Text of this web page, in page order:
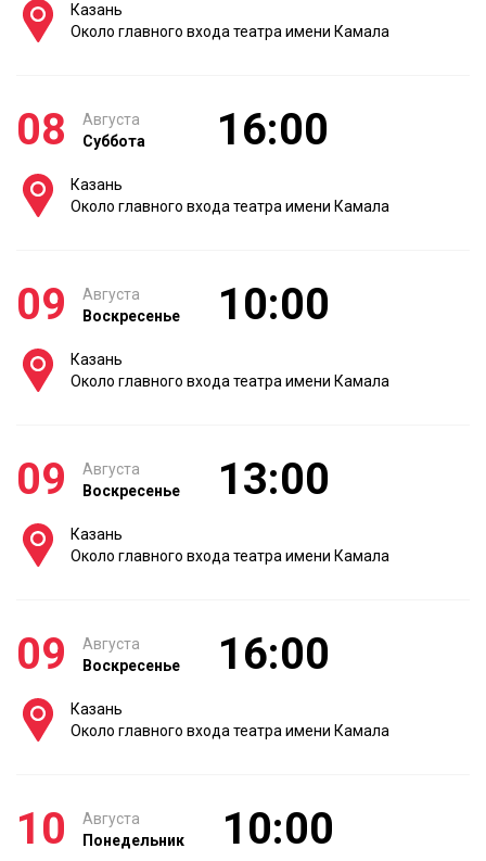
Казань
Около главного входа театра имени Камала
08
Августа
Суббота
16:00
Казань
Около главного входа театра имени Камала
09
Августа
Воскресенье
10:00
Казань
Около главного входа театра имени Камала
09
Августа
Воскресенье
13:00
Казань
Около главного входа театра имени Камала
09
Августа
Воскресенье
16:00
Казань
Около главного входа театра имени Камала
10
Августа
Понедельник
10:00